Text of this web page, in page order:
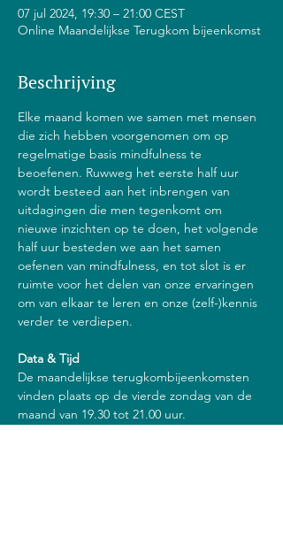
07 jul 2024, 19:30 – 21:00 CEST
Online Maandelijkse Terugkom bijeenkomst
Beschrijving
Elke maand komen we samen met mensen
die zich hebben voorgenomen om op
regelmatige basis mindfulness te
beoefenen. Ruwweg het eerste half uur
wordt besteed aan het inbrengen van
uitdagingen die men tegenkomt om
nieuwe inzichten op te doen, het volgende
half uur besteden we aan het samen
oefenen van mindfulness, en tot slot is er
ruimte voor het delen van onze ervaringen
om van elkaar te leren en onze (zelf-)kennis
verder te verdiepen.
Data & Tijd
De maandelijkse terugkombijeenkomsten
vinden plaats op de vierde zondag van de
maand van 19.30 tot 21.00 uur.